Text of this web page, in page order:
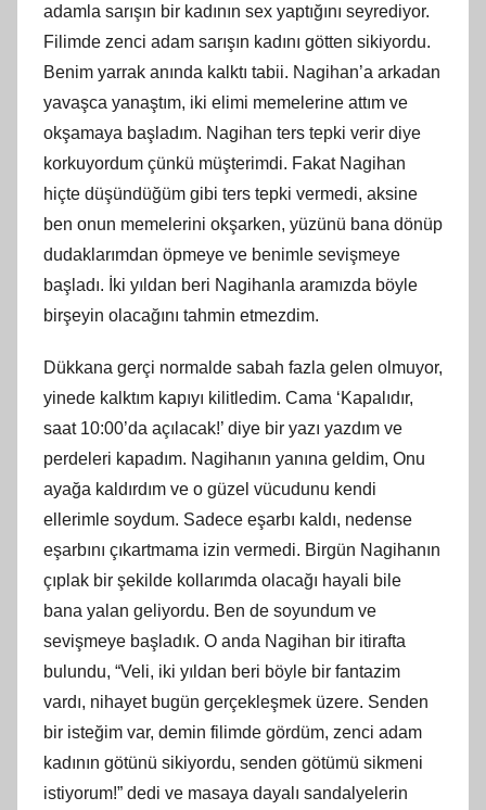
adamla sarışın bir kadının sex yaptığını seyrediyor.
Filimde zenci adam sarışın kadını götten sikiyordu.
Benim yarrak anında kalktı tabii. Nagihan’a arkadan
yavaşca yanaştım, iki elimi memelerine attım ve
okşamaya başladım. Nagihan ters tepki verir diye
korkuyordum çünkü müşterimdi. Fakat Nagihan
hiçte düşündüğüm gibi ters tepki vermedi, aksine
ben onun memelerini okşarken, yüzünü bana dönüp
dudaklarımdan öpmeye ve benimle sevişmeye
başladı. İki yıldan beri Nagihanla aramızda böyle
birşeyin olacağını tahmin etmezdim.
Dükkana gerçi normalde sabah fazla gelen olmuyor,
yinede kalktım kapıyı kilitledim. Cama ‘Kapalıdır,
saat 10:00’da açılacak!’ diye bir yazı yazdım ve
perdeleri kapadım. Nagihanın yanına geldim, Onu
ayağa kaldırdım ve o güzel vücudunu kendi
ellerimle soydum. Sadece eşarbı kaldı, nedense
eşarbını çıkartmama izin vermedi. Birgün Nagihanın
çıplak bir şekilde kollarımda olacağı hayali bile
bana yalan geliyordu. Ben de soyundum ve
sevişmeye başladık. O anda Nagihan bir itirafta
bulundu, “Veli, iki yıldan beri böyle bir fantazim
vardı, nihayet bugün gerçekleşmek üzere. Senden
bir isteğim var, demin filimde gördüm, zenci adam
kadının götünü sikiyordu, senden götümü sikmeni
istiyorum!” dedi ve masaya dayalı sandalyelerin